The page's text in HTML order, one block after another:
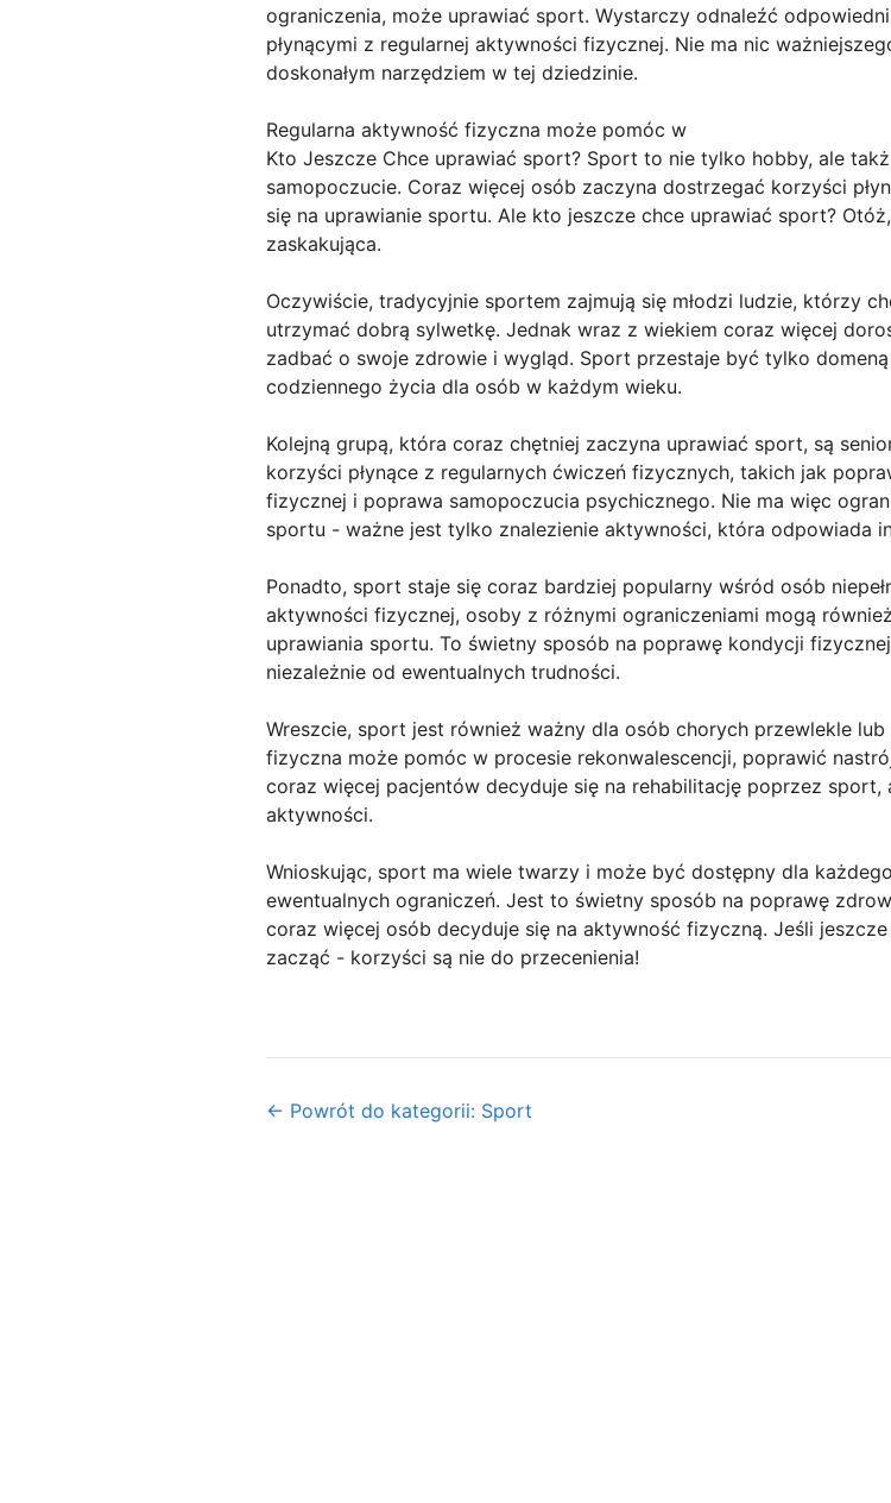
ograniczenia, może uprawiać sport. Wystarczy odnaleźć
płynącymi z regularnej aktywności fizycznej. Nie ma nic
doskonałym narzędziem w tej dziedzinie.
Regularna aktywność fizyczna może pomóc w
Kto Jeszcze Chce uprawiać sport? Sport to nie tylko hobby, ale
samopoczucie. Coraz więcej osób zaczyna dostrzegać korzyści
się na uprawianie sportu. Ale kto jeszcze chce uprawiać sport?
zaskakująca.
Oczywiście, tradycyjnie sportem zajmują się młodzi ludzie, którzy
utrzymać dobrą sylwetkę. Jednak wraz z wiekiem coraz więcej
zadbać o swoje zdrowie i wygląd. Sport przestaje być tylko
codziennego życia dla osób w każdym wieku.
Kolejną grupą, która coraz chętniej zaczyna uprawiać sport, są
korzyści płynące z regularnych ćwiczeń fizycznych, takich jak
fizycznej i poprawa samopoczucia psychicznego. Nie ma więc
sportu - ważne jest tylko znalezienie aktywności, która odpowiada
Ponadto, sport staje się coraz bardziej popularny wśród osób
aktywności fizycznej, osoby z różnymi ograniczeniami mogą
uprawiania sportu. To świetny sposób na poprawę kondycji
niezależnie od ewentualnych trudności.
Wreszcie, sport jest również ważny dla osób chorych przewlekle
fizyczna może pomóc w procesie rekonwalescencji, poprawić
coraz więcej pacjentów decyduje się na rehabilitację poprzez
aktywności.
Wnioskując, sport ma wiele twarzy i może być dostępny dla
ewentualnych ograniczeń. Jest to świetny sposób na poprawę
coraz więcej osób decyduje się na aktywność fizyczną. Jeśli
zacząć - korzyści są nie do przecenienia!
← Powrót do kategorii: Sport